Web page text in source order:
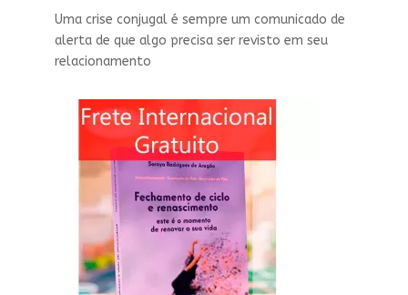
Uma crise conjugal é sempre um comunicado de
alerta de que algo precisa ser revisto em seu
relacionamento